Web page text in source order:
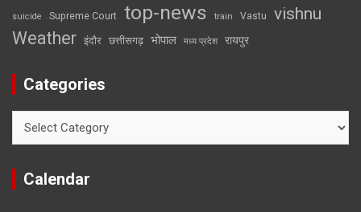
suicide Supreme Court top-news train Vastu vishnu
Weather इंदौर छत्तीसगढ़ भोपाल मध्य प्रदेश रायपुर
Categories
Calendar